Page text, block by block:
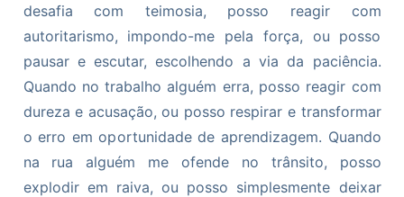
desafia com teimosia, posso reagir com
autoritarismo, impondo-me pela força, ou posso
pausar e escutar, escolhendo a via da paciência.
Quando no trabalho alguém erra, posso reagir com
dureza e acusação, ou posso respirar e transformar
o erro em oportunidade de aprendizagem. Quando
na rua alguém me ofende no trânsito, posso
explodir em raiva, ou posso simplesmente deixar